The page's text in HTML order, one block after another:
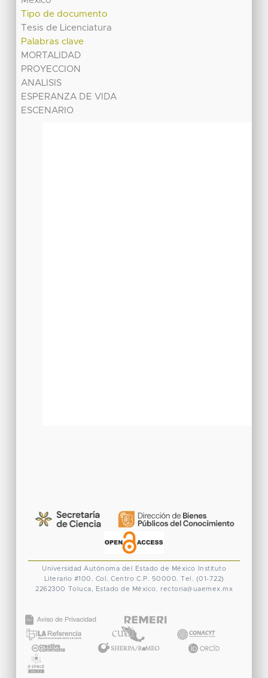
Tipo de documento
Tesis de Licenciatura
Palabras clave
MORTALIDAD
PROYECCION
ANALISIS
ESPERANZA DE VIDA
ESCENARIO
Universidad Autónoma del Estado de México
Instituto
Literario #100. Col. Centro C.P. 50000. Tel. (01-722)
2262300 Toluca, Estado de México. rectoria@uaemex.mx